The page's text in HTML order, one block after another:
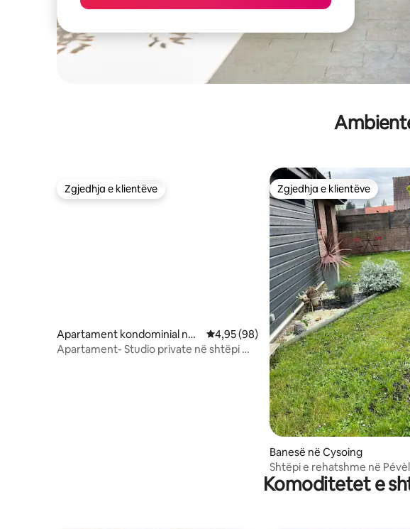
Zgjedhja e klientëve
Zgjedhja e klientëve
Apartament kondominial në
Cysoing
Vlerësimi mesatar 4,95 nga 5, 98
4,95 (98)
Apartament- Studio private në shtëpi më
Zgjedhja e klientëve
Zgjedhja e klientëve
Banesë në Cysoing
Shtëpi e rehatshme në
Mélantois
Komoditetet e